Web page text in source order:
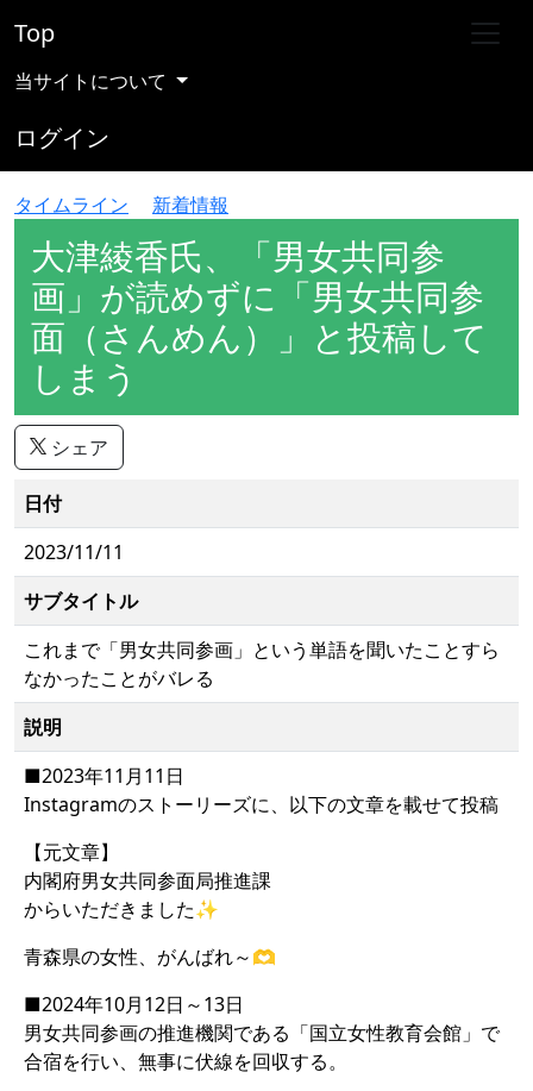
Top
当サイトについて
ログイン
タイムライン 新着情報
大津綾香氏、「男女共同参
画」が読めずに「男女共同参
面（さんめん）」と投稿して
しまう
シェア
日付
2023/11/11
サブタイトル
これまで「男女共同参画」という単語を聞いたことすら
なかったことがバレる
説明
■2023年11月11日
Instagramのストーリーズに、以下の文章を載せて投稿
【元文章】
内閣府男女共同参面局推進課
からいただきました✨
青森県の女性、がんばれ～🫶
■2024年10月12日～13日
男女共同参画の推進機関である「国立女性教育会館」で
合宿を行い、無事に伏線を回収する。